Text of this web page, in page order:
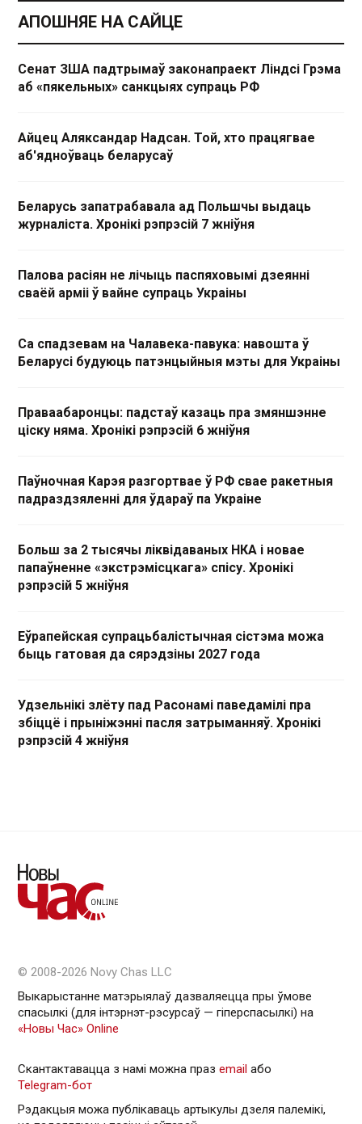
АПОШНЯЕ НА САЙЦЕ
Сенат ЗША падтрымаў законапраект Ліндсі Грэма
аб «пякельных» санкцыях супраць РФ
Айцец Аляксандар Надсан. Той, хто працягвае
аб'ядноўваць беларусаў
Беларусь запатрабавала ад Польшчы выдаць
журналіста. Хронікі рэпрэсій 7 жніўня
Палова расіян не лічыць паспяховымі дзеянні
сваёй арміі ў вайне супраць Украіны
Са спадзевам на Чалавека-павука: навошта ў
Беларусі будуюць патэнцыйныя мэты для Украіны
Праваабаронцы: падстаў казаць пра змяншэнне
ціску няма. Хронікі рэпрэсій 6 жніўня
Паўночная Карэя разгортвае ў РФ свае ракетныя
падраздзяленні для ўдараў па Украіне
Больш за 2 тысячы ліквідаваных НКА і новае
папаўненне «экстрэмісцкага» спісу. Хронікі
рэпрэсій 5 жніўня
Еўрапейская супрацьбалістычная сістэма можа
быць гатовая да сярэдзіны 2027 года
Удзельнікі злёту пад Расонамі паведамілі пра
збіццё і прыніжэнні пасля затрыманняў. Хронікі
рэпрэсій 4 жніўня
© 2008-2026 Novy Chas LLC
Выкарыстанне матэрыялаў дазваляецца пры ўмове
спасылкі (для інтэрнэт-рэсурсаў — гiперспасылкi) на
«Новы Час» Online
Скантактавацца з намі можна праз email або
Telegram-бот
Рэдакцыя можа публікаваць артыкулы дзеля палемікі,